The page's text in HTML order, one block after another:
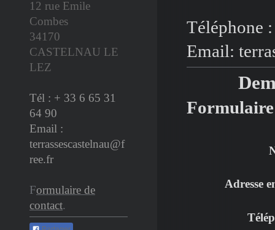
Téléphone
Email:
Adresse
12 rue Emile
Combes
34170
CASTELNAU LE
LEZ
Tél : + 33 6 65 31
64 90
Email :
terrassescastelnau@f
ree.fr
Formulaire de
contact.